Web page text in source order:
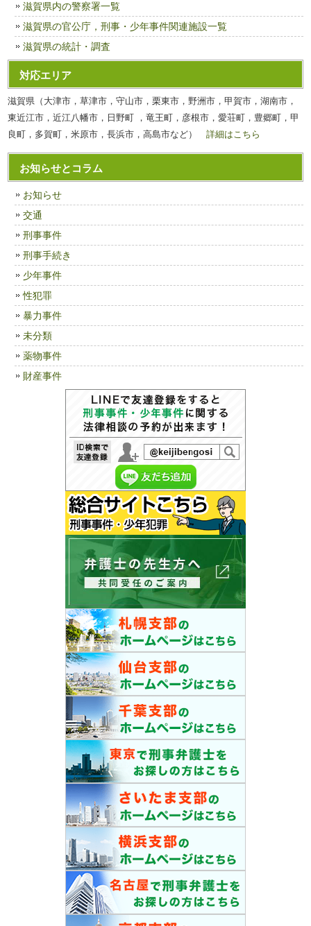
滋賀県内の警察署一覧
滋賀県の官公庁，刑事・少年事件関連施設一覧
滋賀県の統計・調査
対応エリア
滋賀県（大津市，草津市，守山市，栗東市，野洲市，甲賀市，湖南市，
東近江市，近江八幡市，日野町 ，竜王町，彦根市，愛荘町，豊郷町，甲
良町，多賀町，米原市，長浜市，高島市など）詳細はこちら
お知らせとコラム
お知らせ
交通
刑事事件
刑事手続き
少年事件
性犯罪
暴力事件
未分類
薬物事件
財産事件